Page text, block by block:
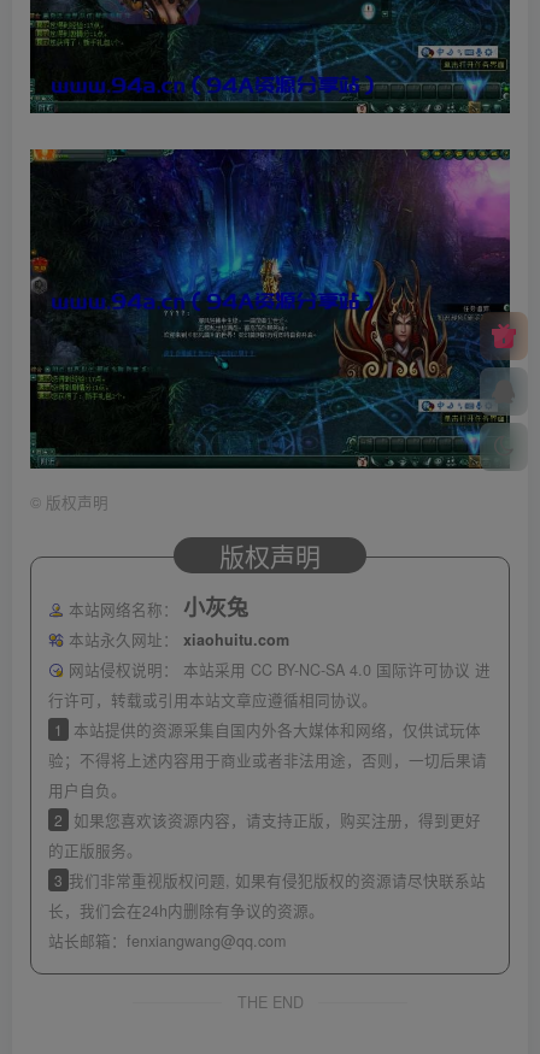
© 版权声明
版权声明
本站网络名称： 小灰兔
本站永久网址：
xiaohuitu.com
网站侵权说明：
本站采用 CC BY-NC-SA 4.0 国际许可协议 进
行许可，转载或引用本站文章应遵循相同协议。
1
本站提供的资源采集自国内外各大媒体和网络，仅供试玩体
验；不得将上述内容用于商业或者非法用途，否则，一切后果请
用户自负。
2
如果您喜欢该资源内容，请支持正版，购买注册，得到更好
的正版服务。
3 我们非常重视版权问题, 如果有侵犯版权的资源请尽快联系站
长，我们会在24h内删除有争议的资源。
站长邮箱： fenxiangwang@qq.com
THE END